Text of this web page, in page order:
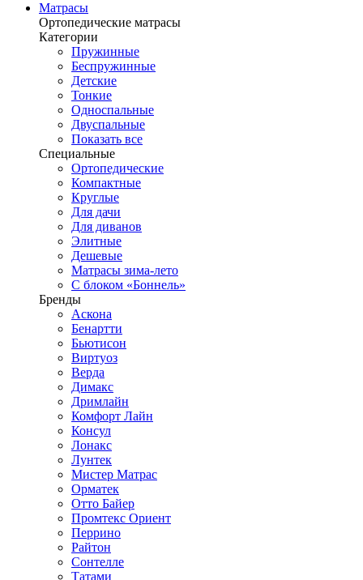
Матрасы
Ортопедические матрасы
Категории
Пружинные
Беспружинные
Детские
Тонкие
Односпальные
Двуспальные
Показать все
Специальные
Ортопедические
Компактные
Круглые
Для дачи
Для диванов
Элитные
Дешевые
Матрасы зима-лето
С блоком «Боннель»
Бренды
Аскона
Бенартти
Бьютисон
Виртуоз
Верда
Димакс
Дримлайн
Комфорт Лайн
Консул
Лонакс
Лунтек
Мистер Матрас
Орматек
Отто Байер
Промтекс Ориент
Перрино
Райтон
Сонтелле
Татами